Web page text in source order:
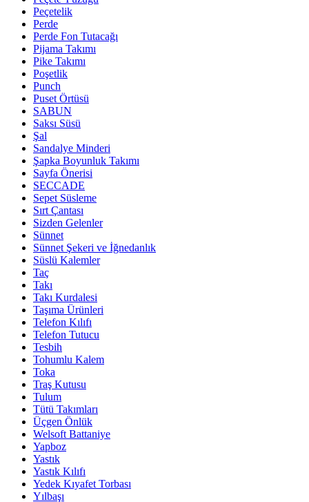
Peçetelik
Perde
Perde Fon Tutacağı
Pijama Takımı
Pike Takımı
Poşetlik
Punch
Puset Örtüsü
SABUN
Saksı Süsü
Şal
Sandalye Minderi
Şapka Boyunluk Takımı
Sayfa Önerisi
SECCADE
Sepet Süsleme
Sırt Çantası
Sizden Gelenler
Sünnet
Sünnet Şekeri ve İğnedanlık
Süslü Kalemler
Taç
Takı
Takı Kurdalesi
Taşıma Ürünleri
Telefon Kılıfı
Telefon Tutucu
Tesbih
Tohumlu Kalem
Toka
Traş Kutusu
Tulum
Tütü Takımları
Üçgen Önlük
Welsoft Battaniye
Yapboz
Yastık
Yastık Kılıfı
Yedek Kıyafet Torbası
Yılbaşı